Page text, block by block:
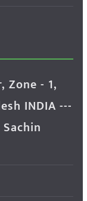
Zone - 1,
INDIA ---